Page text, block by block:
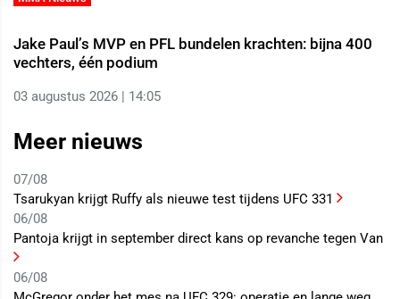
Jake Paul’s MVP en PFL bundelen krachten: bijna 400
vechters, één podium
03 augustus 2026 | 14:05
Meer nieuws
07/08
Tsarukyan krijgt Ruffy als nieuwe test tijdens UFC 331
06/08
Pantoja krijgt in september direct kans op revanche tegen Van
06/08